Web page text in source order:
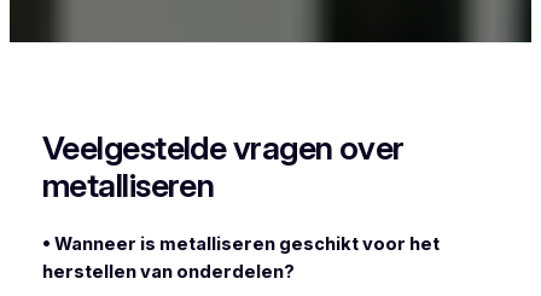
Veelgestelde vragen over
metalliseren
• Wanneer is metalliseren geschikt voor het
herstellen van onderdelen?